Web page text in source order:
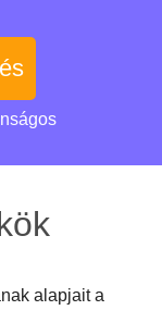
alapjait a